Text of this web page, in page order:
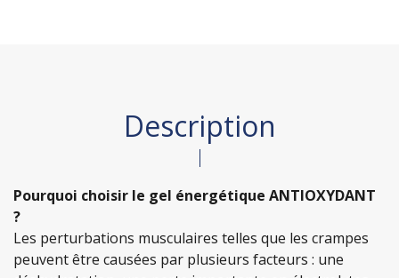
Description
Pourquoi choisir le gel énergétique ANTIOXYDANT
?
Les perturbations musculaires telles que les crampes
peuvent être causées par plusieurs facteurs : une